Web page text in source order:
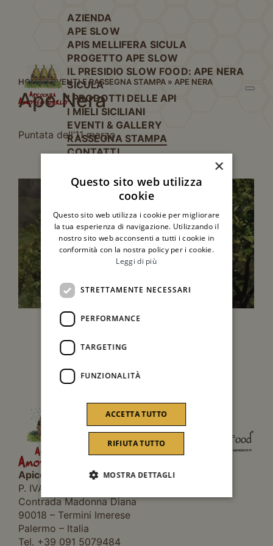
AZIENDA
APE SLOW
APIS MELLIFERA SICULA
PROGETTO APE SLOW
IL PRESIDIO SLOW FOOD: APE NERA
SICULA
I PRODOTTI DELLE API
I MIELI SICILIANI
EVENTI & GALLERY
RASSEGNA STAMPA
CONTATTI
HOME»EVENTI E RASSEGNA STAMPA » APE NERA
Ape Nera
Puntata dell’11 marzo
GUARDA IL VIDEO – GUARDA IL VIDEO –
Apicoltura Amodeo Carlo
P. IVA 03286140821
Contrada Madonna Diana
90018 – Termini Imerese
Palermo – Italia
Tel. +39 091 5079484
×
Questo sito web utilizza
cookie
Questo sito web utilizza i cookie per migliorare
la tua esperienza di navigazione. Utilizzando il
nostro sito web acconsenti a tutti i cookie in
conformità con la nostra policy per i cookie.
Leggi di più
STRETTAMENTE NECESSARI
PERFORMANCE
TARGETING
FUNZIONALITÀ
ACCETTA TUTTO
RIFIUTA TUTTO
MOSTRA DETTAGLI